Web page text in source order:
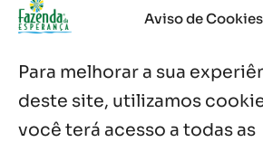
Aviso de Cookies
Para melhorar a sua
deste site, utilizamos
você terá acesso a todas as
Palavra Diária (04/08/
Palavra de Vida (Agosto
3 ago, 2026